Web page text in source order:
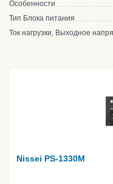
Особенности
Тип Блока питания
Ток нагрузки, Выходное
Nissei PS-1330M